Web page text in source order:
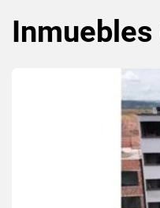
Inmuebles